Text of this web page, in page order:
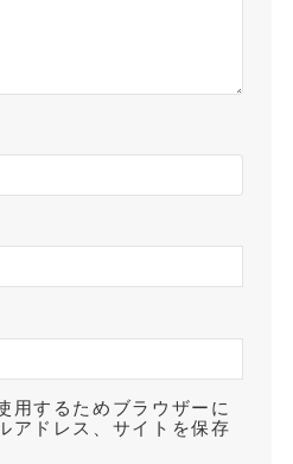
用するためブラウザーに
アドレス、サイトを保存